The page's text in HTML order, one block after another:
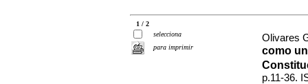
1 / 2
selecciona
para imprimir
Olivares
como
p.11-36.